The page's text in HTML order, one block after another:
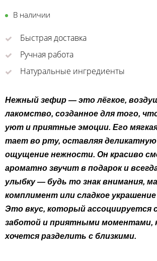
В наличии
Быстрая доставка
Ручная работа
Натуральные ингредиенты
Нежный зефир — это лёгкое,
лакомство, созданное для того,
уют и приятные эмоции. Его
тает во рту, оставляя
ощущение нежности. Он красиво
ароматно звучит в подарок и
улыбку — будь то знак внимания,
комплимент или сладкое украшение
Это вкус, который ассоциируется
заботой и приятными моментами,
хочется разделить с близкими.